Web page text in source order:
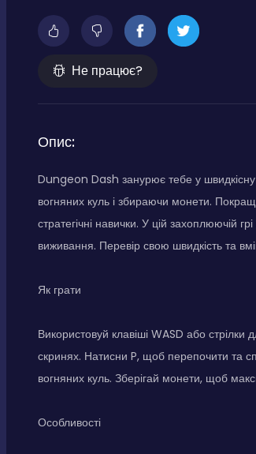
Не працює?
Опис:
Dungeon Dash занурює тебе у швидкісну
вогняних куль і збираючи монети.
стратегічні навички. У цій захоплюючій
виживання. Перевір свою швидкість та
Як грати
Використовуй клавіші WASD або
скринях. Натисни P, щоб перепочити та
вогняних куль. Зберігай монети, щоб
Особливості